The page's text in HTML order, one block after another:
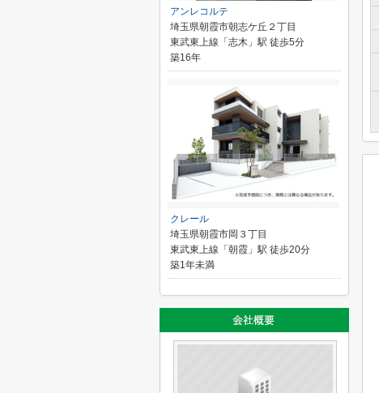
アンレコルテ
埼玉県朝霞市朝志ケ丘２丁目
東武東上線「志木」駅 徒歩5分
築16年
クレール
埼玉県朝霞市岡３丁目
東武東上線「朝霞」駅 徒歩20分
築1年未満